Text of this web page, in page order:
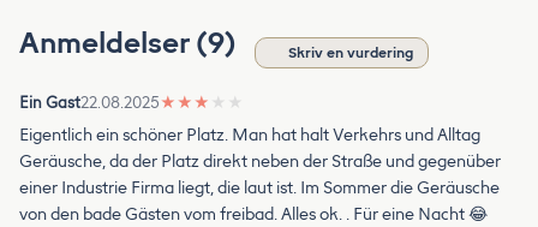
Anmeldelser (9) Skriv en vurdering
Ein Gast22.08.2025★ ★ ★ ★ ★
Eigentlich ein schöner Platz. Man hat halt Verkehrs und Alltag
Geräusche, da der Platz direkt neben der Straße und gegenüber
einer Industrie Firma liegt, die laut ist. Im Sommer die Geräusche
von den bade Gästen vom freibad. Alles ok. . Für eine Nacht 😂